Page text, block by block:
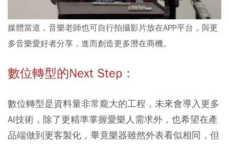
媒體當道，音樂老師也可自行拍攝影片放在APP平台，與更
多音樂愛好者分享，進而創造更多潛在商機。
數位轉型的Next Step：
數位轉型是資料量非常龐大的工程，未來會導入更多
AI技術，除了更精準掌握愛樂人需求外，也希望在產
品端做到更客製化，畢竟樂器雖然外表看似相同，但